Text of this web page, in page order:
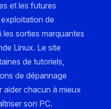
et les futures
de
sorties marquantes
Linux. Le site
de tutoriels,
de dépannage
aider chacun à mieux
son PC.